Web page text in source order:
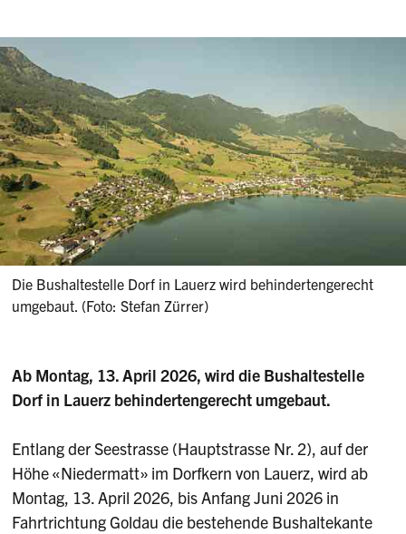
Die Bushaltestelle Dorf in Lauerz wird behindertengerecht
umgebaut. (Foto: Stefan Zürrer)
Ab Montag, 13. April 2026, wird die Bushaltestelle
Dorf in Lauerz behindertengerecht umgebaut.
Entlang der Seestrasse (Hauptstrasse Nr. 2), auf der
Höhe «Niedermatt» im Dorfkern von Lauerz, wird ab
Montag, 13. April 2026, bis Anfang Juni 2026 in
Fahrtrichtung Goldau die bestehende Bushaltekante